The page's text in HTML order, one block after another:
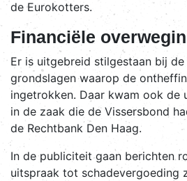
de Eurokotters.
Financiële
Er is uitgebreid stilgestaan bij
grondslagen waarop de
ingetrokken. Daar kwam ook de
in de zaak die de Vissersbond
de Rechtbank Den Haag.
In de publiciteit gaan berichten
uitspraak tot schadevergoeding